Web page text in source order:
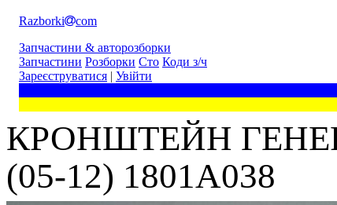
Razborki
com
Запчастини & авторозборки
Запчастини Розборки Сто Коди з/ч
Зареєструватися | Увійти
КРОНШТЕЙН
(05-12) 1801A038